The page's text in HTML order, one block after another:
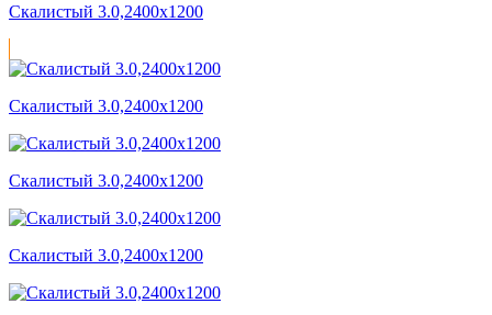
Скалистый 3.0,2400x1200
Скалистый 3.0,2400x1200
Скалистый 3.0,2400x1200
Скалистый 3.0,2400x1200